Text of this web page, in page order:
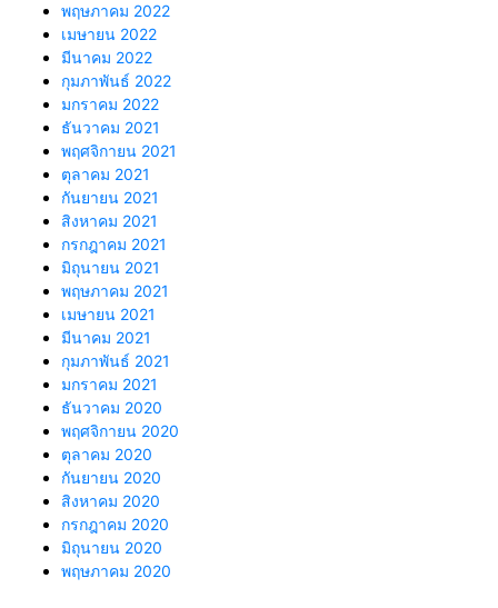
พฤษภาคม 2022
เมษายน 2022
มีนาคม 2022
กุมภาพันธ์ 2022
มกราคม 2022
ธันวาคม 2021
พฤศจิกายน 2021
ตุลาคม 2021
กันยายน 2021
สิงหาคม 2021
กรกฎาคม 2021
มิถุนายน 2021
พฤษภาคม 2021
เมษายน 2021
มีนาคม 2021
กุมภาพันธ์ 2021
มกราคม 2021
ธันวาคม 2020
พฤศจิกายน 2020
ตุลาคม 2020
กันยายน 2020
สิงหาคม 2020
กรกฎาคม 2020
มิถุนายน 2020
พฤษภาคม 2020